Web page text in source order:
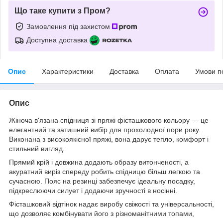
Що таке купити з Пром?
Замовлення під захистом
Доступна доставка
Опис Характеристики Доставка Оплата Умови
Опис
Жіноча в'язана спідниця зі пряжі фісташкового кольору — це
елегантний та затишний вибір для прохолодної пори року.
Виконана з високоякісної пряжі, вона дарує тепло, комфорт і
стильний вигляд.
Прямий крій і довжина додають образу витонченості, а
акуратний виріз спереду робить спідницю більш легкою та
сучасною. Пояс на резинці забезпечує ідеальну посадку,
підкреслюючи силует і додаючи зручності в носінні.
Фісташковий відтінок надає виробу свіжості та універсальності,
що дозволяє комбінувати його з різноманітними топами,